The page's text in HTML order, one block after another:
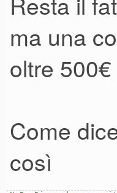
ma una
oltre
Come
così